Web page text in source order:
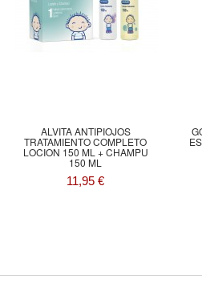
ALVITA ANTIPIOJOS
TRATAMIENTO COMPLETO
LOCION 150 ML + CHAMPU
150 ML
11,95 €